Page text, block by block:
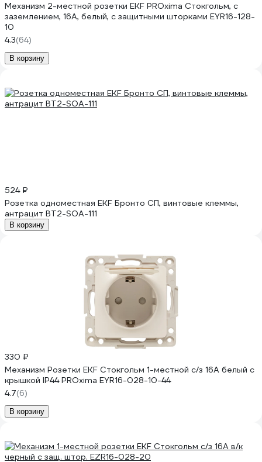
Механизм 2-местной розетки EKF PROxima Стокгольм, с
заземлением, 16А, белый, с защитными шторками EYR16-128-
10
4.3(64)
В корзину
524 ₽
Розетка одноместная EKF Бронто СП, винтовые клеммы,
антрацит BT2-SOA-111
В корзину
330 ₽
Механизм Розетки EKF Стокгольм 1-местной с/з 16А белый с
крышкой IP44 PROxima EYR16-028-10-44
4.7(6)
В корзину